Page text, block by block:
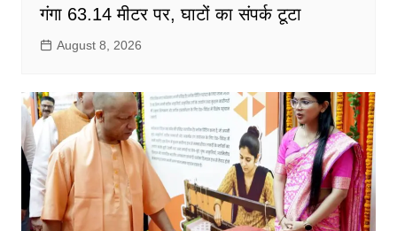
गंगा 63.14 मीटर पर, घाटों का संपर्क टूटा
August 8, 2026